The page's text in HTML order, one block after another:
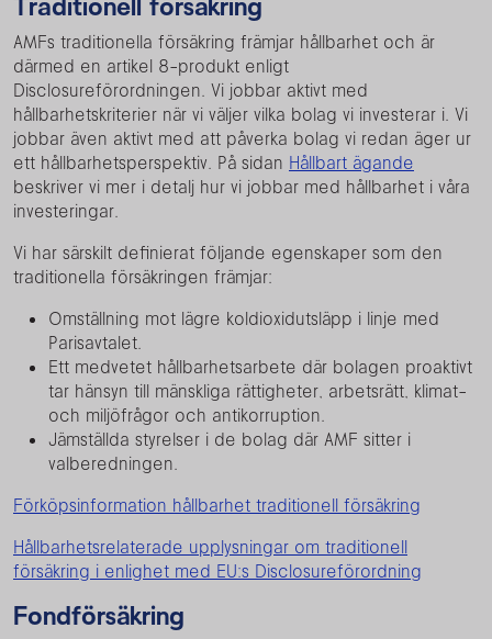
Traditionell försäkring
AMFs traditionella försäkring främjar hållbarhet och är
därmed en artikel 8-produkt enligt
Disclosureförordningen. Vi jobbar aktivt med
hållbarhetskriterier när vi väljer vilka bolag vi investerar i. Vi
jobbar även aktivt med att påverka bolag vi redan äger ur
ett hållbarhetsperspektiv. På sidan Hållbart ägande
beskriver vi mer i detalj hur vi jobbar med hållbarhet i våra
investeringar.
Vi har särskilt definierat följande egenskaper som den
traditionella försäkringen främjar:
Omställning mot lägre koldioxidutsläpp i linje med
Parisavtalet.
Ett medvetet hållbarhetsarbete där bolagen proaktivt
tar hänsyn till mänskliga rättigheter, arbetsrätt, klimat-
och miljöfrågor och antikorruption.
Jämställda styrelser i de bolag där AMF sitter i
valberedningen.
Förköpsinformation hållbarhet traditionell försäkring
Hållbarhetsrelaterade upplysningar om traditionell
försäkring i enlighet med EU:s Disclosureförordning
Fondförsäkring